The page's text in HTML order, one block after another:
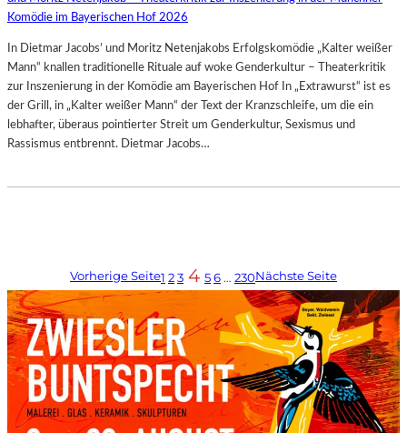
In Dietmar Jacobs’ und Moritz Netenjakobs Erfolgskomödie „Kalter weißer
Mann“ knallen traditionelle Rituale auf woke Genderkultur – Theaterkritik
zur Inszenierung in der Komödie am Bayerischen Hof In „Extrawurst“ ist es
der Grill, in „Kalter weißer Mann“ der Text der Kranzschleife, um die ein
lebhafter, überaus pointierter Streit um Genderkultur, Sexismus und
Rassismus entbrennt. Dietmar Jacobs…
Vorherige Seite1 23 4 56… 230Nächste Seite